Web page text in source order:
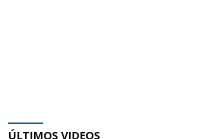
ÚLTIMOS VIDEOS